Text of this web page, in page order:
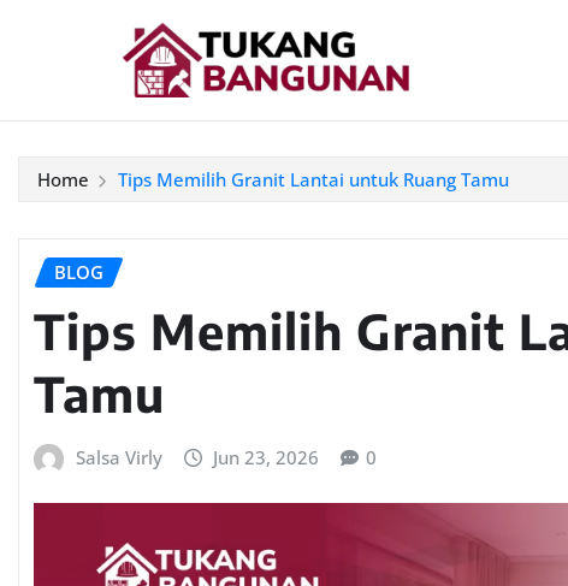
Home Tips Memilih Granit Lantai untuk Ruang Tamu
BLOG
Tips Memilih Granit
Tamu
Salsa Virly Jun 23, 2026 0